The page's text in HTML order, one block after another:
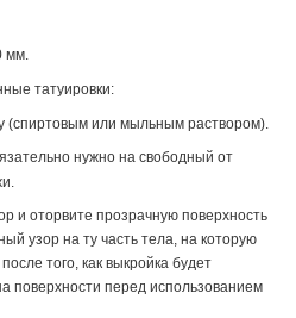
мм.
татуировки:
(спиртовым или мыльным раствором).
нужно на свободный от
и оторвите прозрачную поверхность
узор на ту часть тела, на которую
того, как выкройка будет
поверхности перед использованием